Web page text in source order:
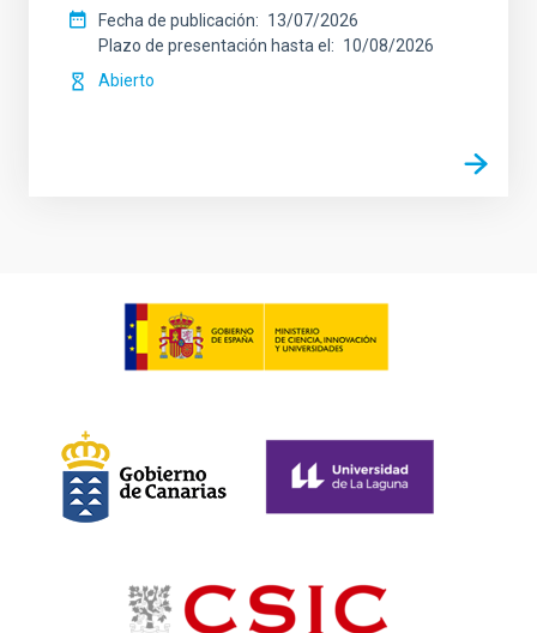
Fecha de publicación
13/07/2026
Plazo de presentación hasta el
10/08/2026
Abierto